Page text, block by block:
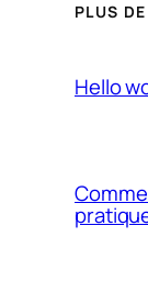
PLUS
Hello